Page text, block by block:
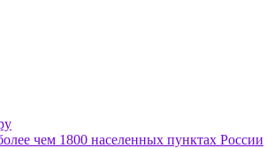
чем 1800 населенных пунктах России